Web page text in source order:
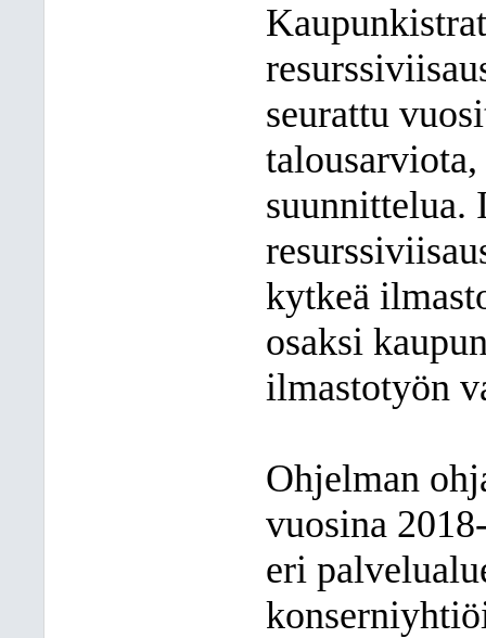
seurattu
suunnittelua.
kytkeä
osaksi
ilmastotyön
Ohjelman
vuosina
eri